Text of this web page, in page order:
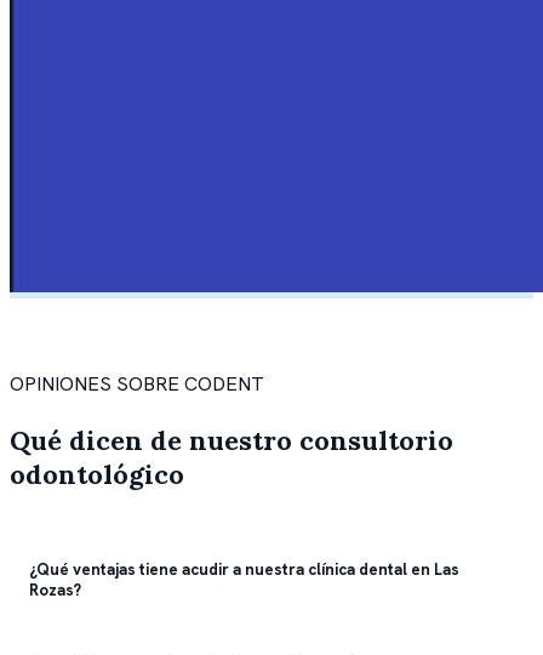
OPINIONES SOBRE CODENT
Qué dicen de nuestro consultorio
odontológico
¿Qué ventajas tiene acudir a nuestra clínica dental en Las
Rozas?